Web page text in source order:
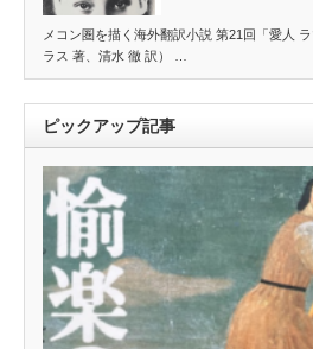
メコン圏を描く海外翻訳小説 第21回「愛人
ラス 著、清水 徹 訳） …
ピックアップ記事